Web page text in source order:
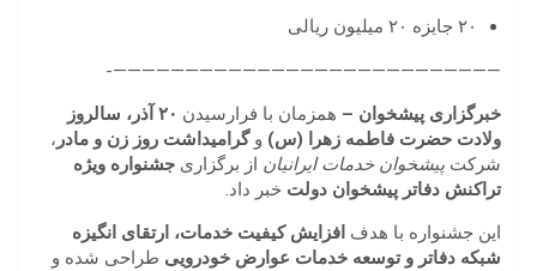
۲۰ جایزه ۲۰ میلیون ریالی
———————————————————————————-
خبرگزاری پیشخوان – همزمان با فرارسیدن
۲۰ آذر، سالروز
ولادت حضرت فاطمه زهرا (س) وگرامیداشت روز زن و مادر ،
شرکت پیشخوان خدمات ایرانیان از برگزاری جشنواره ویژه
تراکنش دفاتر پیشخوان دولت خبر داد.
این جشنواره با هدف افزایش کیفیت خدمات، ارتقای انگیزه
شبکه دفاتر و توسعه خدمات عوارض خودرویی طراحی شده و